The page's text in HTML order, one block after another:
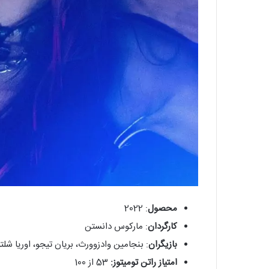
محصول: 2022
کارگردان: مارکوس دانستن
بازیگران: بنجامین وادزوورث، بریان تیجو، اوریا
امتیاز راتن تومیتوز: